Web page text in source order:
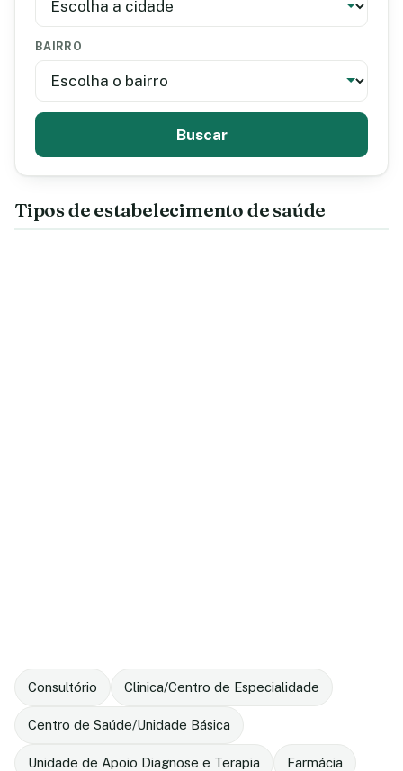
BAIRRO
Buscar
Tipos de estabelecimento de saúde
Consultório Clinica/Centro de Especialidade
Centro de Saúde/Unidade Básica
Unidade de Apoio Diagnose e Terapia Farmácia